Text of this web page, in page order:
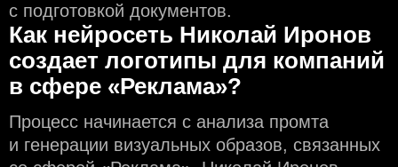
с подготовкой документов.
Как нейросеть Николай Иронов
создаeт логотипы для компаний
в сфере «Реклама»?
Процесс начинается с анализа промта
и генерации визуальных образов, связанных